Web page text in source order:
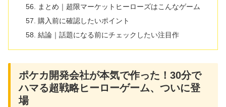
まとめ｜超限マーケットヒーローズはこんなゲーム
購入前に確認したいポイント
結論｜話題になる前にチェックしたい注目作
ポケカ開発会社が本気で作った！30分で
ハマる超戦略ヒーローゲーム、ついに登
場